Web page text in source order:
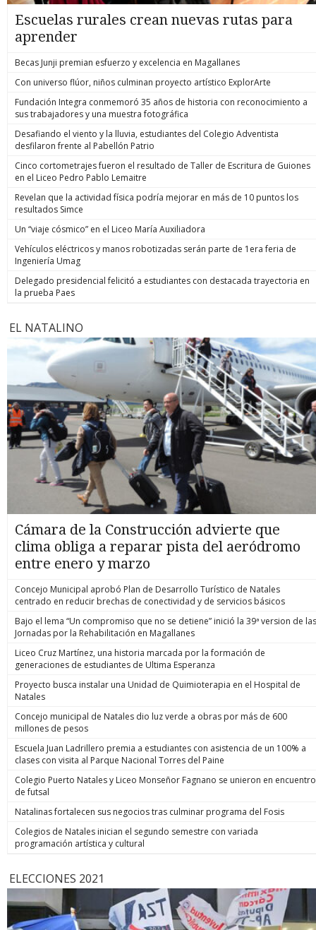
Escuelas rurales crean nuevas rutas para
aprender
Becas Junji premian esfuerzo y excelencia en Magallanes
Con universo flúor, niños culminan proyecto artístico ExplorArte
Fundación Integra conmemoró 35 años de historia con reconocimiento a
sus trabajadores y una muestra fotográfica
Desafiando el viento y la lluvia, estudiantes del Colegio Adventista
desfilaron frente al Pabellón Patrio
Cinco cortometrajes fueron el resultado de Taller de Escritura de Guiones
en el Liceo Pedro Pablo Lemaitre
Revelan que la actividad física podría mejorar en más de 10 puntos los
resultados Simce
Un “viaje cósmico” en el Liceo María Auxiliadora
Vehículos eléctricos y manos robotizadas serán parte de 1era feria de
Ingeniería Umag
Delegado presidencial felicitó a estudiantes con destacada trayectoria en
la prueba Paes
EL NATALINO
Cámara de la Construcción advierte que
clima obliga a reparar pista del aeródromo
entre enero y marzo
Concejo Municipal aprobó Plan de Desarrollo Turístico de Natales
centrado en reducir brechas de conectividad y de servicios básicos
Bajo el lema “Un compromiso que no se detiene” inició la 39ª version de las
Jornadas por la Rehabilitación en Magallanes
Liceo Cruz Martínez, una historia marcada por la formación de
generaciones de estudiantes de Ultima Esperanza
Proyecto busca instalar una Unidad de Quimioterapia en el Hospital de
Natales
Concejo municipal de Natales dio luz verde a obras por más de 600
millones de pesos
Escuela Juan Ladrillero premia a estudiantes con asistencia de un 100% a
clases con visita al Parque Nacional Torres del Paine
Colegio Puerto Natales y Liceo Monseñor Fagnano se unieron en encuentro
de futsal
Natalinas fortalecen sus negocios tras culminar programa del Fosis
Colegios de Natales inician el segundo semestre con variada
programación artística y cultural
ELECCIONES 2021